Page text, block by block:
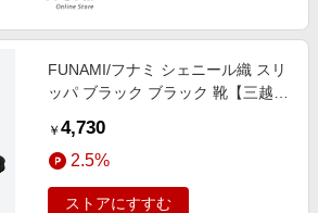
FUNAMI/フナミ シェニール織 スリ
ッパ ブラック ブラック 靴【三越伊
￥ 4,730
2.5%
ストアにすすむ